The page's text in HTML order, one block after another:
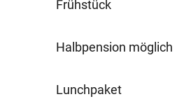
Frühstück
Halbpension möglich
Lunchpaket